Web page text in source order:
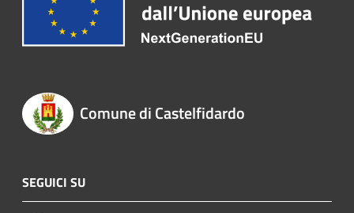
Comune di Castelfidardo
SEGUICI SU